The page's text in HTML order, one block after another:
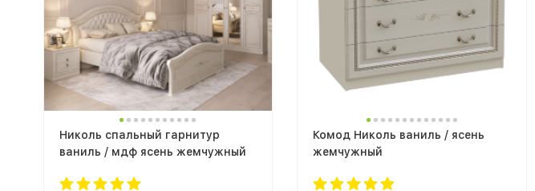
Николь спальный гарнитур
ваниль / мдф ясень жемчужный
Комод Николь ваниль / ясень
жемчужный